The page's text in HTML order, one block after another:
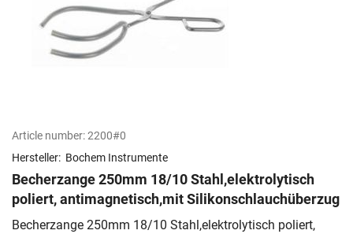
Article number:2200#0
Hersteller: Bochem Instrumente
Becherzange 250mm 18/10 Stahl,elektrolytisch
poliert, antimagnetisch,mit Silikonschlauchüberzug
Becherzange 250mm 18/10 Stahl,elektrolytisch poliert,